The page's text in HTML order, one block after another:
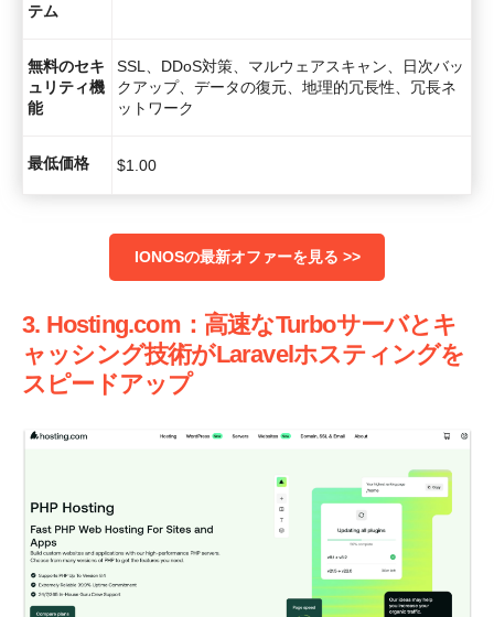
テム
無料のセキ
ュリティ機
能
SSL、DDoS対策、マルウェアスキャン、日次バッ
クアップ、データの復元、地理的冗長性、冗長ネ
ットワーク
最低価格 $1.00
IONOSの最新オファーを見る >>
3. Hosting.com：高速なTurboサーバとキ
ャッシング技術がLaravelホスティングを
スピードアップ